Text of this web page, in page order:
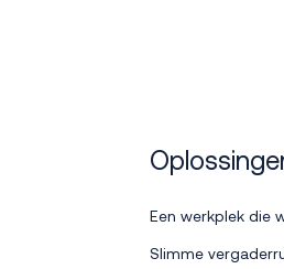
Een werkplek die
Slimme